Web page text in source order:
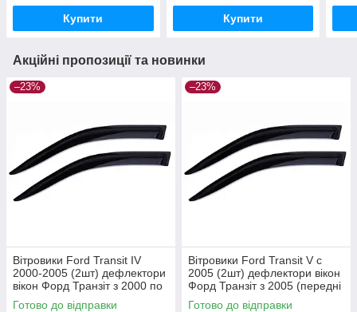
Купити Купити
Акційні пропозиції та новинки
–23%
Вітровики Ford Transit IV
2000-2005 (2шт) дефлектори
вікон Форд Транзіт з 2000 по
2005 (передні 2шт)
Готово до відправки
–23%
Вітровики Ford Transit V c
2005 (2шт) дефлектори вікон
Форд Транзіт з 2005 (передні
2шт)
Готово до відправки